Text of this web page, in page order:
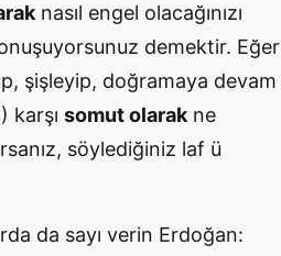
nasıl engel olacağınızı
demektir. Eğer
şişleyip, doğramaya devam
karşı somut olarak ne
söylediğiniz laf ü
da sayı verin Erdoğan: